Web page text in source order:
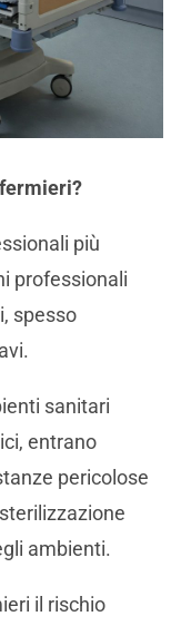
più
professionali
spesso
sanitari
entrano
pericolose
ambienti.
il rischio